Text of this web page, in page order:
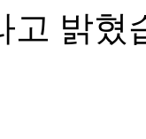
고 밝혔